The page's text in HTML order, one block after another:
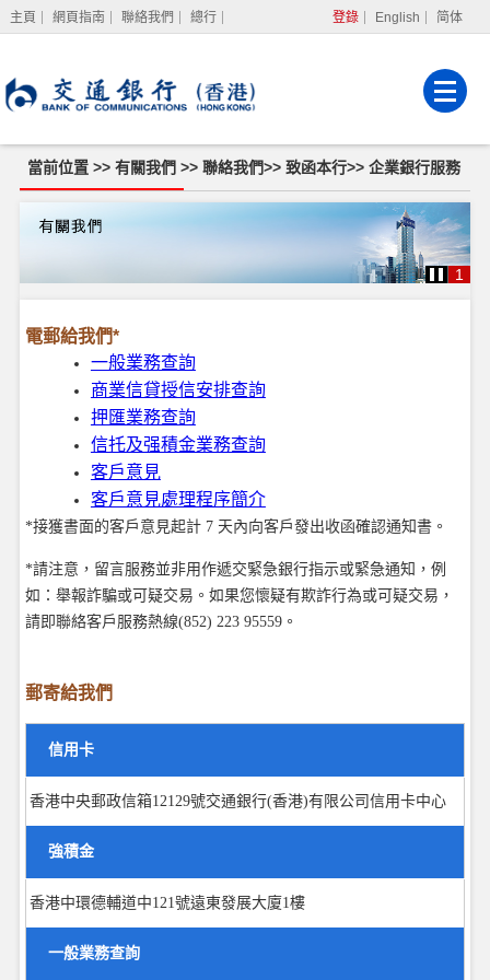
主頁 網頁指南 聯絡我們 總行 登錄 English 简体
強積金服務
當前位置 >> 有關我們 >> 聯絡我們>> 致函本行>> 企業銀行服務
1
電郵給我們*
一般業務查詢
商業信貸授信安排查詢
押匯業務查詢
信托及强積金業務查詢
客戶意見
客戶意見處理程序簡介
*接獲書面的客戶意見起計 7 天內向客戶發出收函確認通知書。
*請注意，留言服務並非用作遞交緊急銀行指示或緊急通知，例
如：舉報詐騙或可疑交易。如果您懷疑有欺詐行為或可疑交易，
請即聯絡客戶服務熱線(852) 223 95559。
郵寄給我們
信用卡
香港中央郵政信箱12129號交通銀行(香港)有限公司信用卡中心
強積金
香港中環德輔道中121號遠東發展大廈1樓
一般業務查詢